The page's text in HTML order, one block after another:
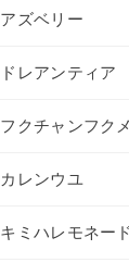
アズベリー
ドレアンティア
フクチャンフク
カレンウユ
キミハレモネード